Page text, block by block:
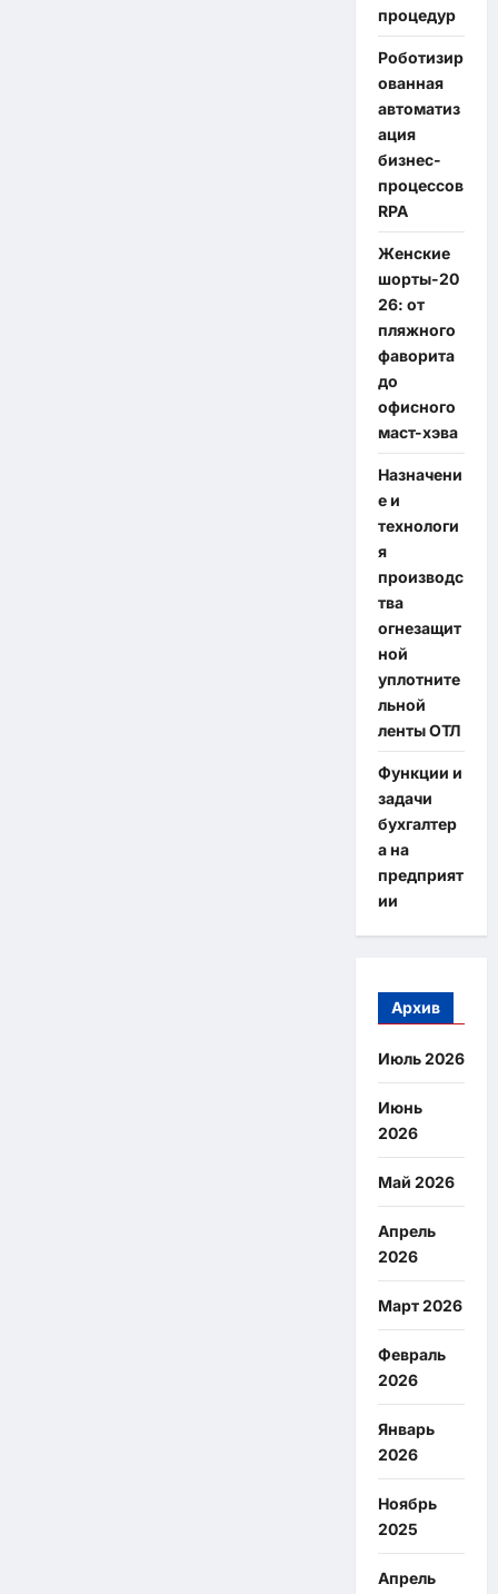
процедур
Роботизир
ованная
автоматиз
ация
бизнес-
процессов
RPA
Женские
шорты-20
26: от
пляжного
фаворита
до
офисного
маст-хэва
Назначени
е и
технологи
я
производс
тва
огнезащит
ной
уплотните
льной
ленты ОТЛ
Функции и
задачи
бухгалтер
а на
предприят
ии
Архив
Июль 2026
Июнь
2026
Май 2026
Апрель
2026
Март 2026
Февраль
2026
Январь
2026
Ноябрь
2025
Апрель